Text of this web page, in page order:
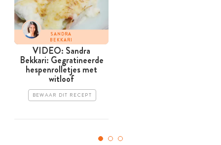
SANDRA
BEKKARI
VIDEO: Sandra
Bekkari: Gegratineerde
hespenrolletjes met
witloof
BEWAAR DIT RECEPT